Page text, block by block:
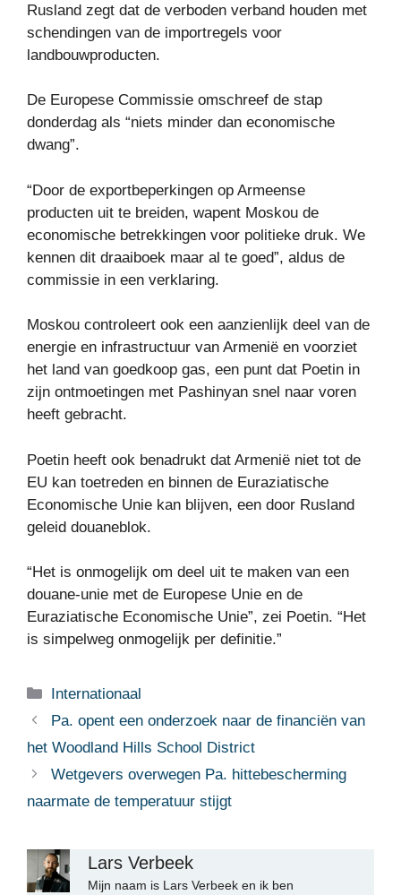
Rusland zegt dat de verboden verband houden met
schendingen van de importregels voor
landbouwproducten.
De Europese Commissie omschreef de stap
donderdag als “niets minder dan economische
dwang”.
“Door de exportbeperkingen op Armeense
producten uit te breiden, wapent Moskou de
economische betrekkingen voor politieke druk. We
kennen dit draaiboek maar al te goed”, aldus de
commissie in een verklaring.
Moskou controleert ook een aanzienlijk deel van de
energie en infrastructuur van Armenië en voorziet
het land van goedkoop gas, een punt dat Poetin in
zijn ontmoetingen met Pashinyan snel naar voren
heeft gebracht.
Poetin heeft ook benadrukt dat Armenië niet tot de
EU kan toetreden en binnen de Euraziatische
Economische Unie kan blijven, een door Rusland
geleid douaneblok.
“Het is onmogelijk om deel uit te maken van een
douane-unie met de Europese Unie en de
Euraziatische Economische Unie”, zei Poetin. “Het
is simpelweg onmogelijk per definitie.”
Categorieën
Internationaal
Pa. opent een onderzoek naar de financiën van
het Woodland Hills School District
Wetgevers overwegen Pa. hittebescherming
naarmate de temperatuur stijgt
Lars Verbeek
Mijn naam is Lars Verbeek en ik ben